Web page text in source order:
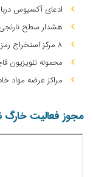
ادعای آکسیوس
هشدار سطح
۸ مرکز استخراج رمز ارز در عسلویه متلاشی شد
محموله تلویزیون
مراکز عرضه مواد
مجوز فعالیت خارگ